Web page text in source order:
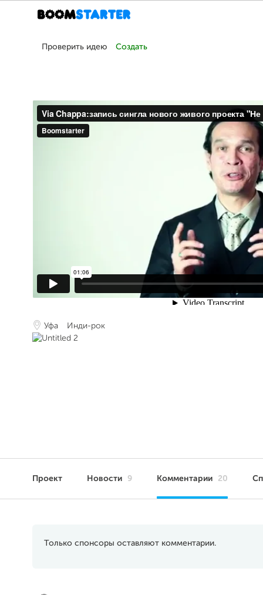
Проверить идею Создать
Уфа Инди-рок
Проект Новости 9 Комментарии 20
Только спонсоры оставляют комментарии.